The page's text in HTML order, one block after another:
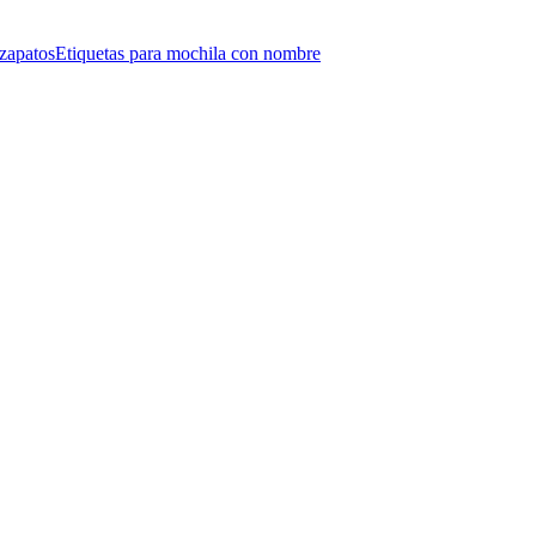
Etiquetas para mochila con nombre